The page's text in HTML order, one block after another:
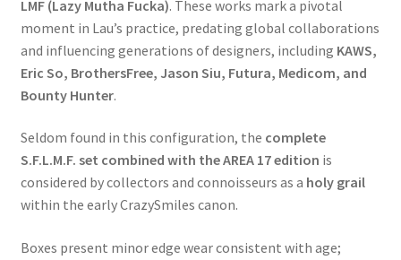
LMF (Lazy Mutha Fucka). These works mark a pivotal
moment in Lau’s practice, predating global collaborations
and influencing generations of designers, including KAWS,
Eric So, BrothersFree, Jason Siu, Futura, Medicom, and
Bounty Hunter.
Seldom found in this configuration, the complete
S.F.L.M.F. set combined with the AREA 17 edition is
considered by collectors and connoisseurs as a holy grail
within the early CrazySmiles canon.
Boxes present minor edge wear consistent with age;